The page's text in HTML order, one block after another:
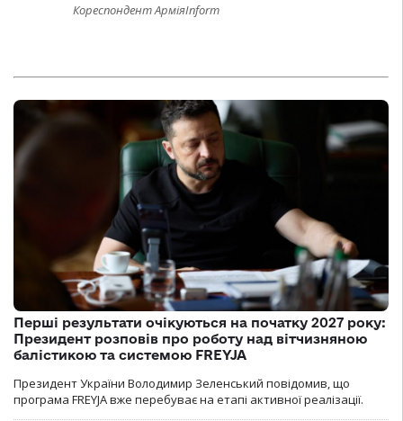
Кореспондент АрміяInform
Перші результати очікуються на початку 2027 року:
Президент розповів про роботу над вітчизняною
балістикою та системою FREYJA
Президент України Володимир Зеленський повідомив, що
програма FREYJA вже перебуває на етапі активної реалізації.